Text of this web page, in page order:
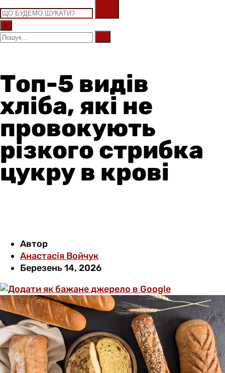
×
Топ-5 видів
хліба, які не
провокують
різкого стрибка
цукру в крові
Автор
Анастасія Войчук
Березень 14, 2026